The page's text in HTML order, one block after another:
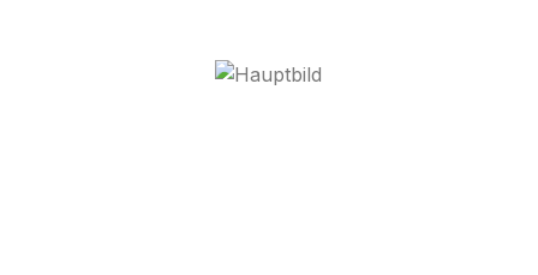
Bildergalerie überspringen